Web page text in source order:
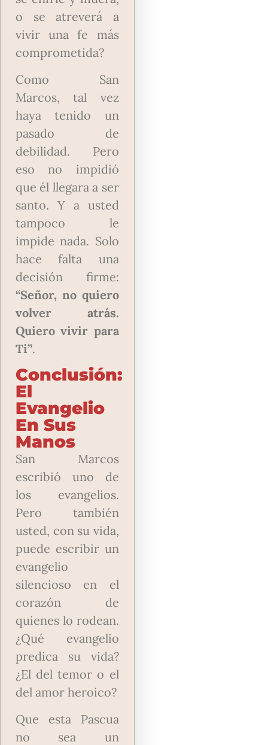
o se atreverá a
vivir una fe más
comprometida?
Como San
Marcos, tal vez
haya tenido un
pasado de
debilidad. Pero
eso no impidió
que él llegara a ser
santo. Y a usted
tampoco le
impide nada. Solo
hace falta una
decisión firme:
“Señor, no quiero
volver atrás.
Quiero vivir para
Ti”.
Conclusión:
El
Evangelio
En Sus
Manos
San Marcos
escribió uno de
los evangelios.
Pero también
usted, con su vida,
puede escribir un
evangelio
silencioso en el
corazón de
quienes lo rodean.
¿Qué evangelio
predica su vida?
¿El del temor o el
del amor heroico?
Que esta Pascua
no sea un